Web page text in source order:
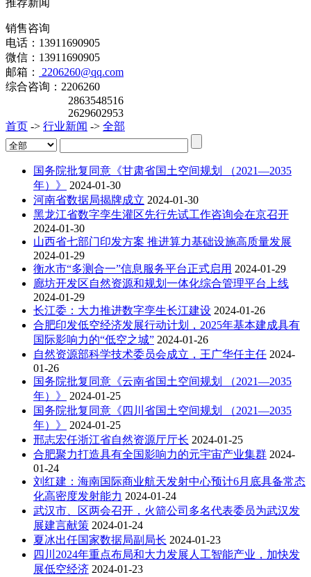
推荐新闻
销售咨询
电话：13911690905
微信：13911690905
邮箱：
2206260@qq.com
综合咨询：2206260
2863548516
2629602953
首页 -> 行业新闻 -> 全部
国务院批复同意《甘肃省国土空间规划 （2021—2035
年）》
2024-01-30
河南省数据局揭牌成立 2024-01-30
黑龙江省数字孪生灌区先行先试工作咨询会在京召开
2024-01-30
山西省七部门印发方案 推进算力基础设施高质量发展
2024-01-29
衡水市“多测合一”信息服务平台正式启用 2024-01-29
廊坊开发区自然资源和规划一体化综合管理平台上线
2024-01-29
长江委：大力推进数字孪生长江建设 2024-01-26
合肥印发低空经济发展行动计划，2025年基本建成具有
国际影响力的“低空之城” 2024-01-26
自然资源部科学技术委员会成立，王广华任主任 2024-
01-26
国务院批复同意《云南省国土空间规划 （2021—2035
年）》
2024-01-25
国务院批复同意《四川省国土空间规划 （2021—2035
年）》
2024-01-25
邢志宏任浙江省自然资源厅厅长 2024-01-25
合肥聚力打造具有全国影响力的元宇宙产业集群 2024-
01-24
刘红建：海南国际商业航天发射中心预计6月底具备常态
化高密度发射能力 2024-01-24
武汉市、区两会召开，火箭公司多名代表委员为武汉发
展建言献策 2024-01-24
夏冰出任国家数据局副局长 2024-01-23
四川2024年重点布局和大力发展人工智能产业，加快发
展低空经济 2024-01-23